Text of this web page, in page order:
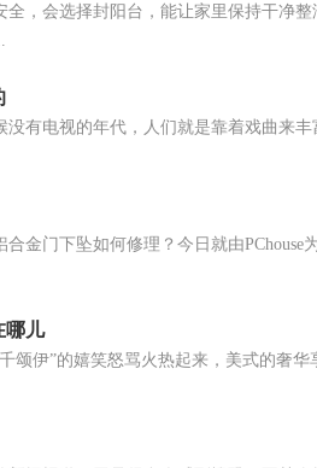
全，会选择封阳台，能让家里保持干净
有电视的年代，人们就是靠着戏曲来
金门下坠如何修理？今日就由PChouse
哪儿
颂伊”的嬉笑怒骂火热起来，美式的奢